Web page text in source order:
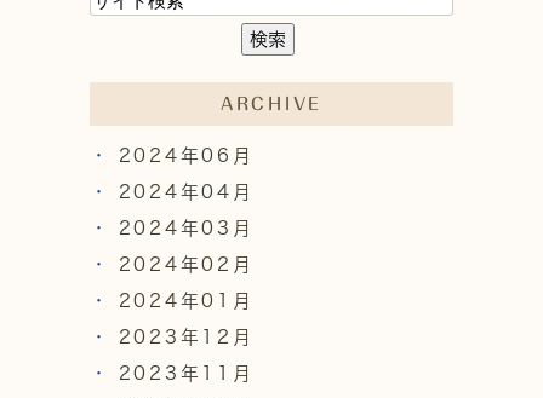
ARCHIVE
2024年06月
2024年04月
2024年03月
2024年02月
2024年01月
2023年12月
2023年11月